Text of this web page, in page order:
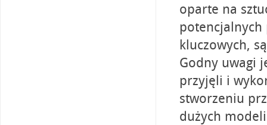
oparte na
potencjalnych
kluczowych,
Godny uwagi
przyjęli i
stworzeniu
dużych